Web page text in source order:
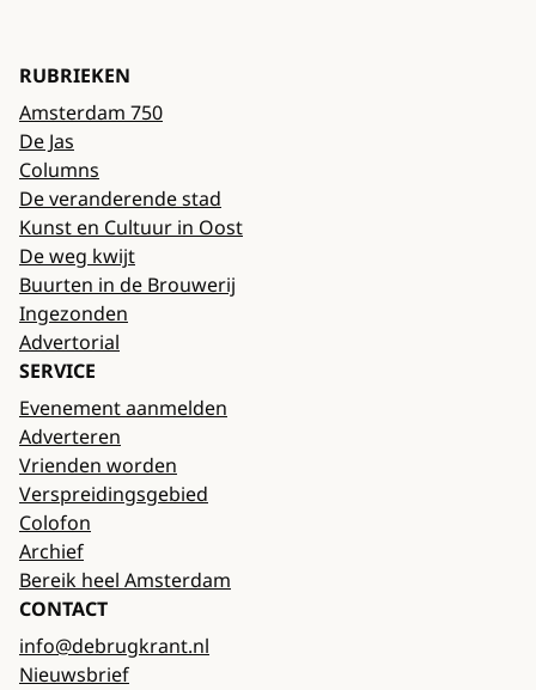
RUBRIEKEN
Amsterdam 750
De Jas
Columns
De veranderende stad
Kunst en Cultuur in Oost
De weg kwijt
Buurten in de Brouwerij
Ingezonden
Advertorial
SERVICE
Evenement aanmelden
Adverteren
Vrienden worden
Verspreidingsgebied
Colofon
Archief
Bereik heel Amsterdam
CONTACT
info@debrugkrant.nl
Nieuwsbrief